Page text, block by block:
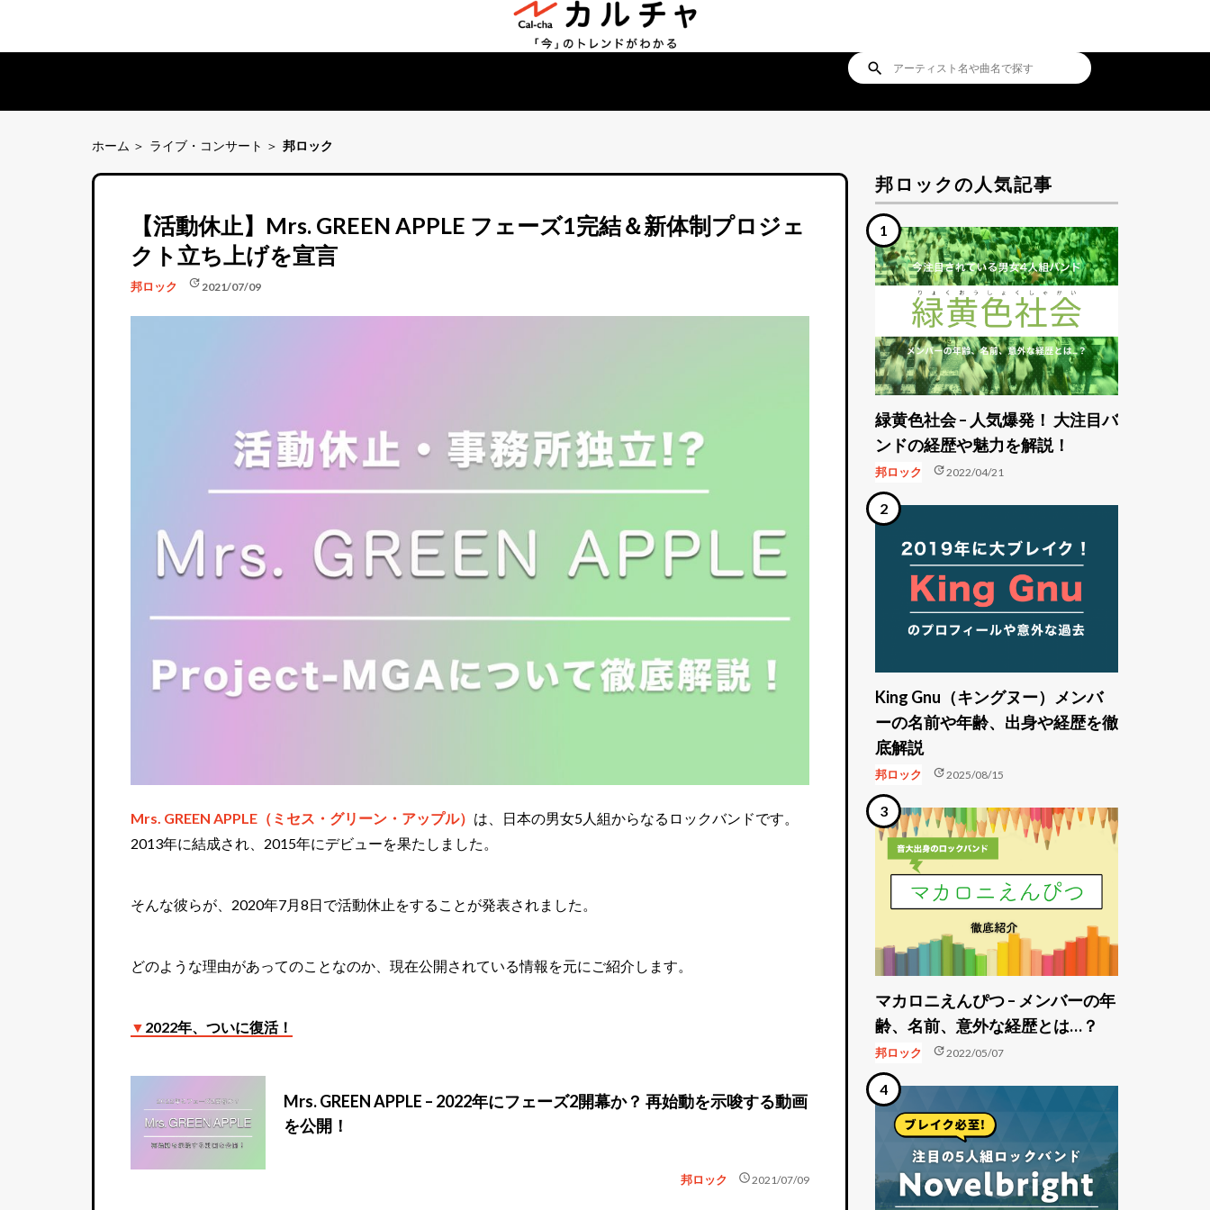
search
ホーム ライブ・コンサート 邦ロック
【活動休止】Mrs. GREEN APPLE フェーズ1完結＆新体制プロジェ
クト立ち上げを宣言
邦ロック update2021/07/09
Mrs. GREEN APPLE（ミセス・グリーン・アップル） は、日本の男女5人組からなるロックバンドです。
2013年に結成され、2015年にデビューを果たしました。
そんな彼らが、2020年7月8日で活動休止をすることが発表されました。
どのような理由があってのことなのか、現在公開されている情報を元にご紹介します。
▼ 2022年、ついに復活！
Mrs. GREEN APPLE – 2022年にフェーズ2開幕か？ 再始動を示唆する動画
を公開！
邦ロック schedule2021/07/09
邦ロックの人気記事
緑黄色社会 – 人気爆発！ 大注目バ
ンドの経歴や魅力を解説！
邦ロック update2022/04/21
King Gnu（キングヌー）メンバ
ーの名前や年齢、出身や経歴を徹
底解説
邦ロック update2025/08/15
マカロニえんぴつ – メンバーの年
齢、名前、意外な経歴とは…？
邦ロック update2022/05/07